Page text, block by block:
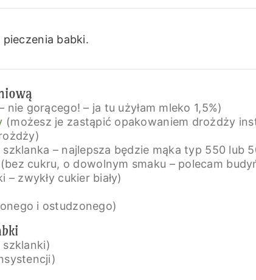
babki.
nie gorącego! – ja tu użyłam mleko 1,5%)
(możesz je zastąpić opakowaniem drożdży
szklanka – najlepsza będzie mąka typ 550 lub
(bez cukru, o dowolnym smaku – polecam
– zwykły cukier biały)
i ostudzonego)
szklanki)